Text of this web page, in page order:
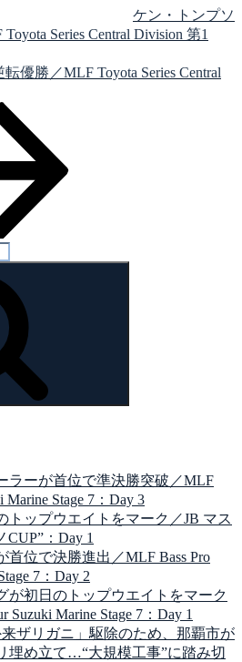
ケン・トンプソ
Series Central Division 第1
優勝／MLF Toyota Series Central
ラーが首位で準決勝突破／MLF
Marine Stage 7：Day 3
トップウエイトをマーク／JB マス
CUP”：Day 1
首位で決勝進出／MLF Bass Pro
7：Day 2
が初日のトップウエイトをマーク
Suzuki Marine Stage 7：Day 1
ザリガニ」駆除のため、那覇市が
埋め立て…“大規模工事”に踏み切